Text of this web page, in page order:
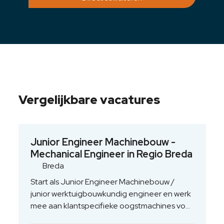
Vergelijkbare vacatures
Junior Engineer Machinebouw -
Mechanical Engineer in Regio Breda
Breda
Start als Junior Engineer Machinebouw /
junior werktuigbouwkundig engineer en werk
mee aan klantspecifieke oogstmachines voor